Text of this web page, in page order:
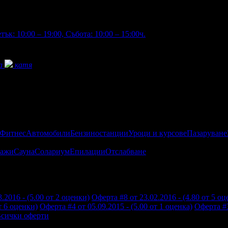
10:00 – 19:00, Събота: 10:00 – 15:00ч.
катя
АвтомобилиБензиностанцииУроци и курсовеПазаруване
СаунаСолариумЕпилацииОтслабване
- (5.00 от 2 оценки) Оферта #8 от 23.02.2016 - (4.80 от 5
6 оценки) Оферта #4 от 05.09.2015 - (5.00 от 1 оценка) Оферта
оферти